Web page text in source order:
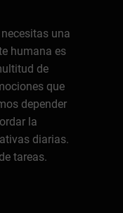
una
humana es
de
que
depender
la
diarias.
tareas.
y cómo